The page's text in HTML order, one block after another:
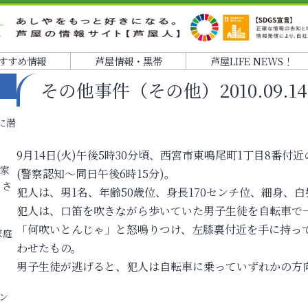
すめ情報 芦屋情報・黒帯 芦屋LIFE NEWS！
その他事件（その他）
9月14日(火)午後5時30分頃、西宮市東鳴尾町1丁目8番付
(警察認知～同日午後6時15分)。
犯人は、男1名、年齢50歳位、身長170センチ位、細身、
犯人は、口笛を吹きながら歩いていた男子生徒を自転車
「何吹いとんじゃ」と怒鳴りつけ、左膝裏付近を手に持
わせたもの。
男子生徒が逃げると、犯人は自転車に乗っていずれかの方
潜